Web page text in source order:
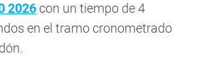
2026con un tiempo de 4
en el tramo cronometrado